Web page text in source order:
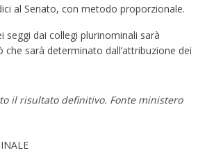
al Senato, con metodo proporzionale.
seggi dai collegi plurinominali sarà
che sarà determinato dall’attribuzione dei
il risultato definitivo. Fonte ministero